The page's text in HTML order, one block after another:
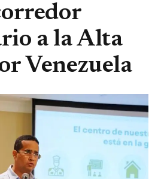
a la Alta
Venezuela